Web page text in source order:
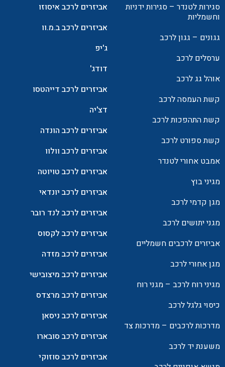
סגירות לטנדר – סגירות ידניות
וחשמליות
גגונים – גגון לרכב
ערסלים לרכב
אוהל גג לרכב
קשת העמסה לרכב
קשת התהפכות לרכב
קשת ספורט לרכב
אמבט אחורי לטנדר
מגיני בוץ
מגן קדמי לרכב
מגני יתושים לרכב
אביזרים לרכבים חשמליים
מגן אחורי לרכב
מגיני רוח לרכב – מגני רוח
כיסוי גלגל לרכב
מדרכות לרכבים – מדרכות צד
משענת יד לרכב
אביזרים לרכב איסוזו
אביזרים לרכב ב.מ.וו
ג'יפ
דודג'
אביזרים לרכב דייהטסו
דצ'יה
אביזרים לרכב הונדה
אביזרים לרכב וולוו
אביזרים לרכב טויוטה
אביזרים לרכב יונדאי
אביזרים לרכב לנד רובר
אביזרים לרכב לקסוס
אביזרים לרכב מזדה
אביזרים לרכב מיצובישי
אביזרים לרכב מרצדס
אביזרים לרכב ניסאן
אביזרים לרכב סובארו
אביזרים לרכב סוזוקי